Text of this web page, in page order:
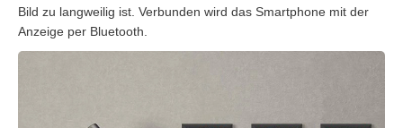
Bild zu langweilig ist. Verbunden wird das Smartphone mit der
Anzeige per Bluetooth.